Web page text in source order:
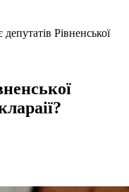
Рівненської